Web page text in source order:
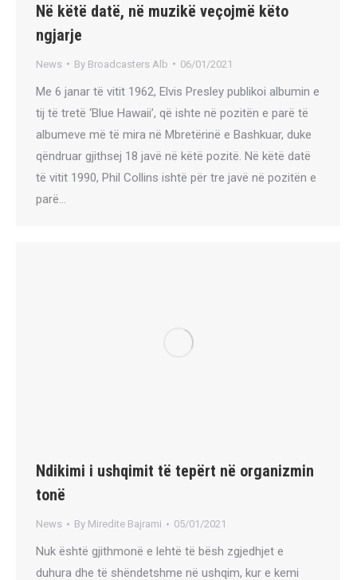
Në këtë datë, në muzikë veçojmë këto
ngjarje
News By Broadcasters Alb 06/01/2021
Me 6 janar të vitit 1962, Elvis Presley publikoi albumin e
tij të tretë ‘Blue Hawaii’, që ishte në pozitën e parë të
albumeve më të mira në Mbretërinë e Bashkuar, duke
qëndruar gjithsej 18 javë në këtë pozitë. Në këtë datë
të vitit 1990, Phil Collins ishtë për tre javë në pozitën e
parë…
Ndikimi i ushqimit të tepërt në organizmin
tonë
News By Miredite Bajrami 05/01/2021
Nuk është gjithmonë e lehtë të bësh zgjedhjet e
duhura dhe të shëndetshme në ushqim, kur e kemi